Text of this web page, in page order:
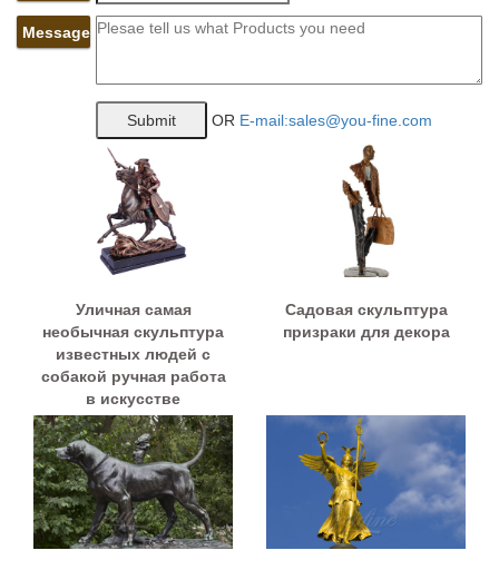
Message
OR E-mail:sales@you-fine.com
Уличная самая
необычная скульптура
известных людей с
собакой ручная работа
в искусстве
Садовая скульптура
призраки для декора